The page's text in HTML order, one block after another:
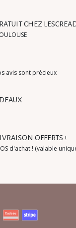
CHEZ
avis sont précieux
OFFERTS !
d'achat ! (valable